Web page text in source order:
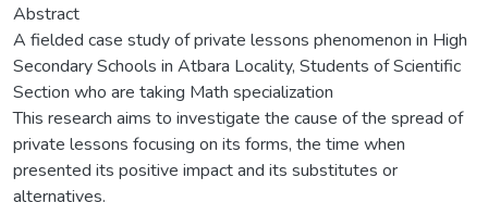
Abstract
A fielded case study of private lessons phenomenon in High
Secondary Schools in Atbara Locality, Students of Scientific
Section who are taking Math specialization
This research aims to investigate the cause of the spread of
private lessons focusing on its forms, the time when
presented its positive impact and its substitutes or
alternatives.